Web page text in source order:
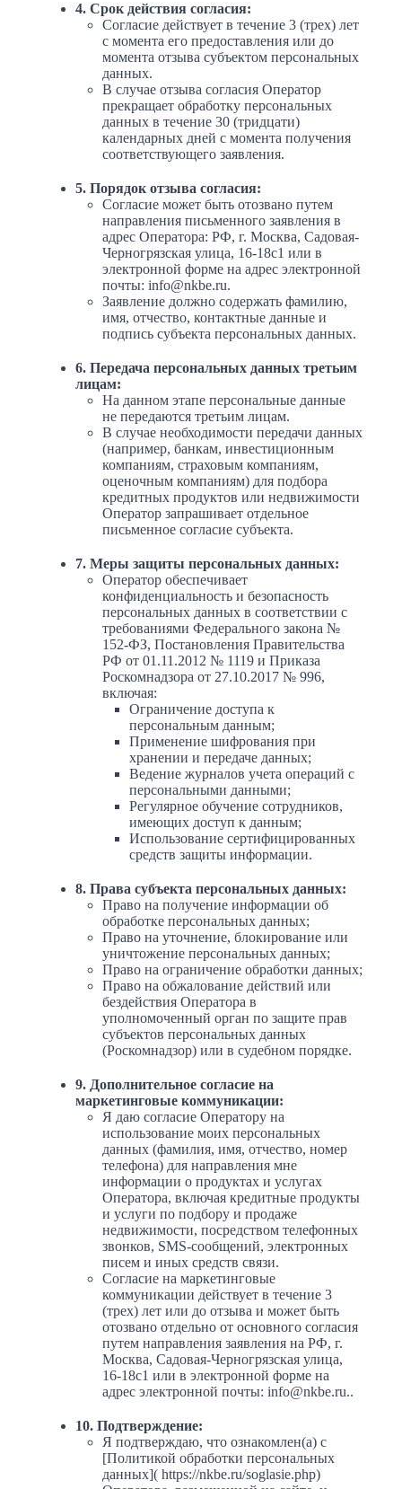
4. Срок действия согласия:
Согласие действует в течение 3 (трех) лет
с момента его предоставления или до
момента отзыва субъектом персональных
данных.
В случае отзыва согласия Оператор
прекращает обработку персональных
данных в течение 30 (тридцати)
календарных дней с момента получения
соответствующего заявления.
5. Порядок отзыва согласия:
Согласие может быть отозвано путем
направления письменного заявления в
адрес Оператора: РФ, г. Москва, Садовая-
Черногрязская улица, 16-18с1 или в
электронной форме на адрес электронной
почты: info@nkbe.ru.
Заявление должно содержать фамилию,
имя, отчество, контактные данные и
подпись субъекта персональных данных.
6. Передача персональных данных третьим
лицам:
На данном этапе персональные данные
не передаются третьим лицам.
В случае необходимости передачи данных
(например, банкам, инвестиционным
компаниям, страховым компаниям,
оценочным компаниям) для подбора
кредитных продуктов или недвижимости
Оператор запрашивает отдельное
письменное согласие субъекта.
7. Меры защиты персональных данных:
Оператор обеспечивает
конфиденциальность и безопасность
персональных данных в соответствии с
требованиями Федерального закона №
152-ФЗ, Постановления Правительства
РФ от 01.11.2012 № 1119 и Приказа
Роскомнадзора от 27.10.2017 № 996,
включая:
Ограничение доступа к
персональным данным;
Применение шифрования при
хранении и передаче данных;
Ведение журналов учета операций с
персональными данными;
Регулярное обучение сотрудников,
имеющих доступ к данным;
Использование сертифицированных
средств защиты информации.
8. Права субъекта персональных данных:
Право на получение информации об
обработке персональных данных;
Право на уточнение, блокирование или
уничтожение персональных данных;
Право на ограничение обработки данных;
Право на обжалование действий или
бездействия Оператора в
уполномоченный орган по защите прав
субъектов персональных данных
(Роскомнадзор) или в судебном порядке.
9. Дополнительное согласие на
маркетинговые коммуникации:
Я даю согласие Оператору на
использование моих персональных
данных (фамилия, имя, отчество, номер
телефона) для направления мне
информации о продуктах и услугах
Оператора, включая кредитные продукты
и услуги по подбору и продаже
недвижимости, посредством телефонных
звонков, SMS-сообщений, электронных
писем и иных средств связи.
Согласие на маркетинговые
коммуникации действует в течение 3
(трех) лет или до отзыва и может быть
отозвано отдельно от основного согласия
путем направления заявления на РФ, г.
Москва, Садовая-Черногрязская улица,
16-18с1 или в электронной форме на
адрес электронной почты: info@nkbe.ru..
10. Подтверждение:
Я подтверждаю, что ознакомлен(а) с
[Политикой обработки персональных
данных]( https://nkbe.ru/soglasie.php)